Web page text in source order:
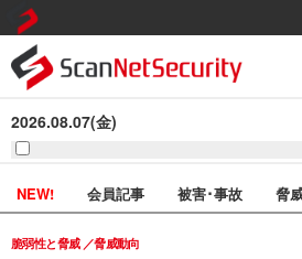
2026.08.07(金)
NEW! 会員記事 被害･事故 脅
脆弱性と脅威 脅威動向